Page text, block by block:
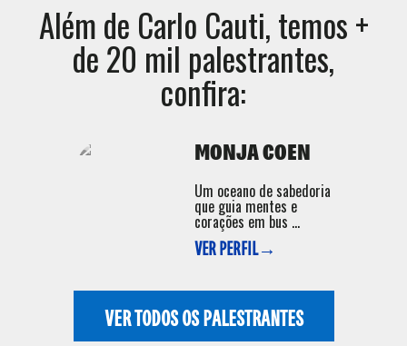
Além de Carlo Cauti, temos +
de 20 mil palestrantes,
confira:
MONJA COEN
Um oceano de sabedoria
que guia mentes e
corações em bus ...
VER PERFIL→
VER TODOS OS PALESTRANTES